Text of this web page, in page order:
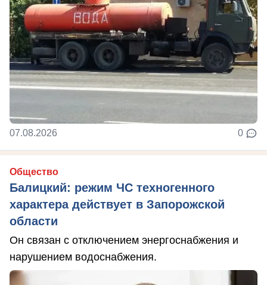
07.08.2026 0
Общество
Балицкий: режим ЧС техногенного
характера действует в Запорожской
области
Он связан с отключением энергоснабжения и
нарушением водоснабжения.